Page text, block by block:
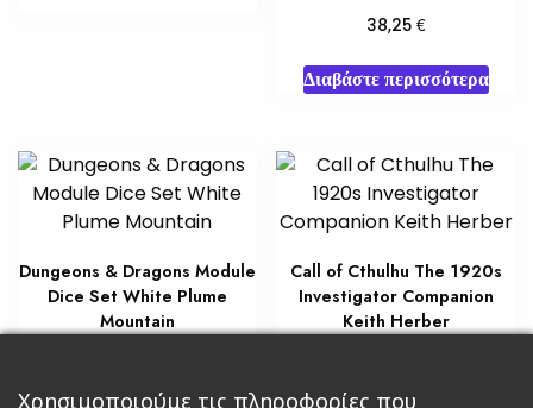
38,25 €
Διαβάστε περισσότερα
Dungeons & Dragons Module
Dice Set White Plume
Mountain
Προσθήκη στο καλάθι
Call of Cthulhu The 1920s
Investigator Companion
Keith Herber
Προσθήκη στο καλάθι
Χρησιμοποιούμε τις πληροφορίες που